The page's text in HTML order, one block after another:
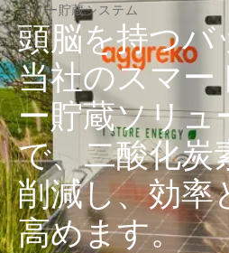
テリー貯蔵システム
頭脳を持つバ
当社のスマー
ー貯蔵ソリュ
で、二酸化炭
削減し、効率
高めます。